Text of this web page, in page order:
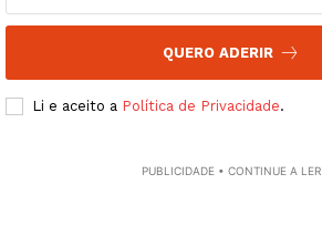
QUERO ADERIR
Li e aceito a Política de Privacidade.
PUBLICIDADE • CONTINUE A LER